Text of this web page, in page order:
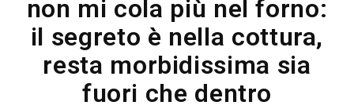
non mi cola più nel forno:
il segreto è nella cottura,
resta morbidissima sia
fuori che dentro